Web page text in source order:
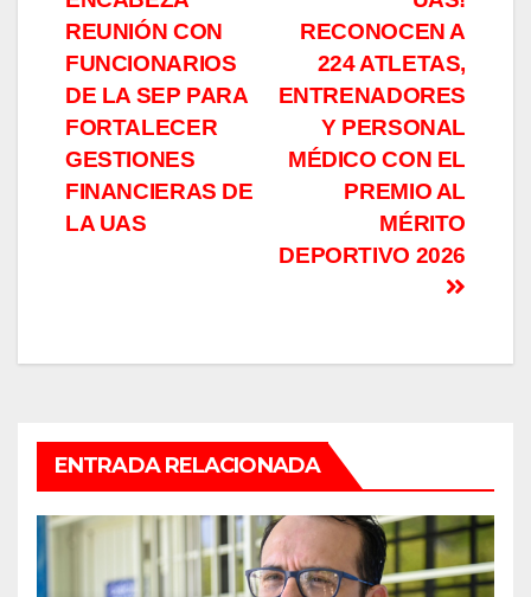
entradas
RECONOCEN A
224 ATLETAS,
ENTRENADORES
Y PERSONAL
MÉDICO CON EL
PREMIO AL
MÉRITO
DEPORTIVO 2026
REUNIÓN CON
FUNCIONARIOS
DE LA SEP PARA
FORTALECER
GESTIONES
FINANCIERAS DE
LA UAS
ENTRADA RELACIONADA